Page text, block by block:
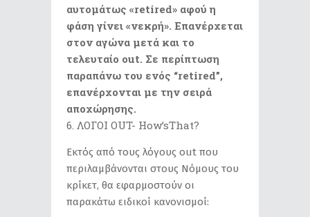
αυτομάτως «retired» αφού η
φάση γίνει «νεκρή». Επανέρχεται
στον αγώνα μετά και το
τελευταίο out. Σε περίπτωση
παραπάνω του ενός “retired”,
επανέρχονται με την σειρά
αποχώρησης.
ΛΟΓΟΙ OUT- How’sThat?
Εκτός από τους λόγους out που
περιλαμβάνονται στους Νόμους του
κρίκετ, θα εφαρμοστούν οι
παρακάτω ειδικοί κανονισμοί: